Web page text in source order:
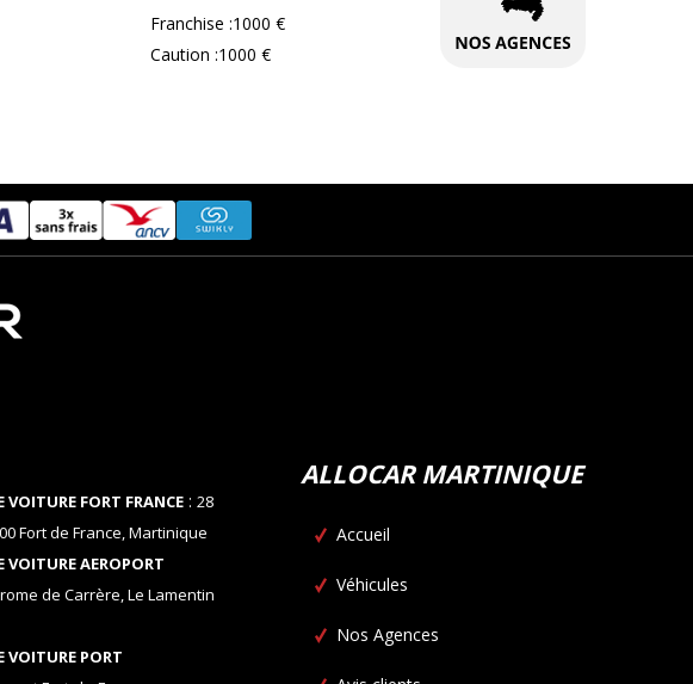
Franchise :1000 €
Caution :1000 €
FORT FRANCE: 28
Fort de France, Martinique
VOITURE AEROPORT
de Carrère, Le Lamentin
VOITURE PORT
ALLOCAR MARTINIQUE
Accueil
Véhicules
Nos Agences